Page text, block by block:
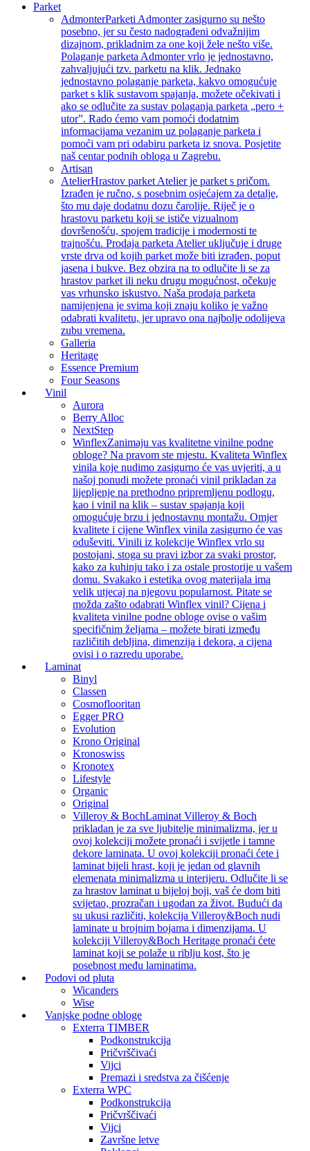
Parket
AdmonterParketi Admonter zasigurno su nešto
posebno, jer su često nadograđeni odvažnijim
dizajnom, prikladnim za one koji žele nešto više.
Polaganje parketa Admonter vrlo je jednostavno,
zahvaljujući tzv. parketu na klik. Jednako
jednostavno polaganje parketa, kakvo omogućuje
parket s klik sustavom spajanja, možete očekivati i
ako se odlučite za sustav polaganja parketa „pero +
utor”. Rado ćemo vam pomoći dodatnim
informacijama vezanim uz polaganje parketa i
pomoći vam pri odabiru parketa iz snova. Posjetite
naš centar podnih obloga u Zagrebu.
Artisan
AtelierHrastov parket Atelier je parket s pričom.
Izrađen je ručno, s posebnim osjećajem za detalje,
što mu daje dodatnu dozu čarolije. Riječ je o
hrastovu parketu koji se ističe vizualnom
dovršenošću, spojem tradicije i modernosti te
trajnošću. Prodaja parketa Atelier uključuje i druge
vrste drva od kojih parket može biti izrađen, poput
jasena i bukve. Bez obzira na to odlučite li se za
hrastov parket ili neku drugu mogućnost, očekuje
vas vrhunsko iskustvo. Naša prodaja parketa
namijenjena je svima koji znaju koliko je važno
odabrati kvalitetu, jer upravo ona najbolje odolijeva
zubu vremena.
Galleria
Heritage
Essence Premium
Four Seasons
Vinil
Aurora
Berry Alloc
NextStep
WinflexZanimaju vas kvalitetne vinilne podne
obloge? Na pravom ste mjestu. Kvaliteta Winflex
vinila koje nudimo zasigurno će vas uvjeriti, a u
našoj ponudi možete pronaći vinil prikladan za
lijepljenje na prethodno pripremljenu podlogu,
kao i vinil na klik – sustav spajanja koji
omogućuje brzu i jednostavnu montažu. Omjer
kvalitete i cijene Winflex vinila zasigurno će vas
oduševiti. Vinili iz kolekcije Winflex vrlo su
postojani, stoga su pravi izbor za svaki prostor,
kako za kuhinju tako i za ostale prostorije u vašem
domu. Svakako i estetika ovog materijala ima
velik utjecaj na njegovu popularnost. Pitate se
možda zašto odabrati Winflex vinil? Cijena i
kvaliteta vinilne podne obloge ovise o vašim
specifičnim željama – možete birati između
različitih debljina, dimenzija i dekora, a cijena
ovisi i o razredu uporabe.
Laminat
Binyl
Classen
Cosmoflooritan
Egger PRO
Evolution
Krono Original
Kronoswiss
Kronotex
Lifestyle
Organic
Original
Villeroy & BochLaminat Villeroy & Boch
prikladan je za sve ljubitelje minimalizma, jer u
ovoj kolekciji možete pronaći i svijetle i tamne
dekore laminata. U ovoj kolekciji pronaći ćete i
laminat bijeli hrast, koji je jedan od glavnih
elemenata minimalizma u interijeru. Odlučite li se
za hrastov laminat u bijeloj boji, vaš će dom biti
svijetao, prozračan i ugodan za život. Budući da
su ukusi različiti, kolekcija Villeroy&Boch nudi
laminate u brojnim bojama i dimenzijama. U
kolekciji Villeroy&Boch Heritage pronaći ćete
laminat koji se polaže u riblju kost, što je
posebnost među laminatima.
Podovi od pluta
Wicanders
Wise
Vanjske podne obloge
Exterra TIMBER
Podkonstrukcija
Pričvrščivaći
Vijci
Premazi i sredstva za čišćenje
Exterra WPC
Podkonstrukcija
Pričvrščivaći
Vijci
Završne letve